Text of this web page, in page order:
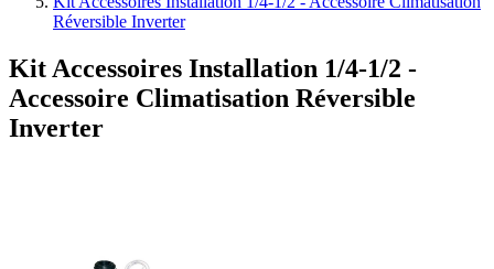
Réversible Inverter
Kit Accessoires Installation 1/4-1/2 -
Accessoire Climatisation Réversible
Inverter